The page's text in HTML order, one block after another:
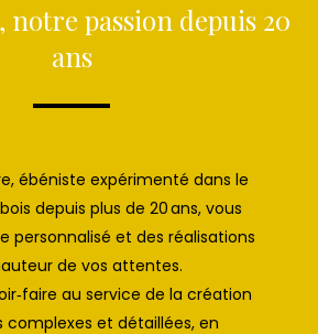
notre passion depuis 20
ans
ébéniste expérimenté dans le
depuis plus de 20 ans, vous
personnalisé et des réalisations
de vos attentes.
au service de la création
complexes et détaillées, en